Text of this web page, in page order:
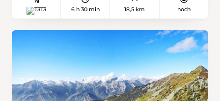
T3 6 h 30 min 18,5 km hoch